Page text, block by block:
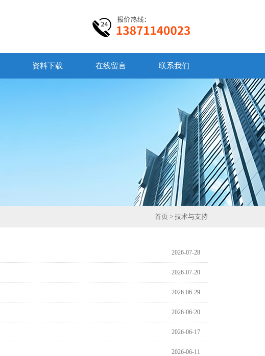
资料下载 在线留言 联系我们
首页 > 技术与支持
2026-07-28
2026-07-20
2026-06-29
2026-06-20
2026-06-17
2026-06-11